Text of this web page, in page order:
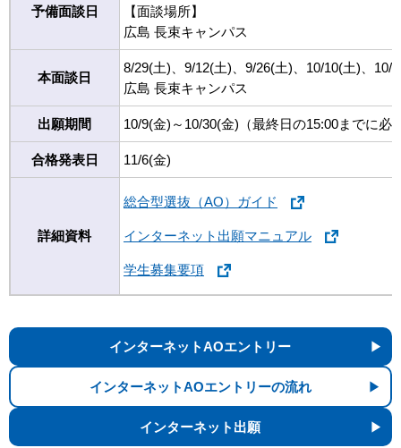
予備面談日
【面談場所】
広島 長束キャンパス
本面談日
8/29(土)、9/12(土)、9/26(土)、10/10(土)、
広島 長束キャンパス
出願期間 10/9(金)～10/30(金)（最終日の15:00までに必
合格発表日 11/6(金)
詳細資料
総合型選抜（AO）ガイド
インターネット出願マニュアル
学生募集要項
インターネットAOエントリー
インターネットAOエントリーの流れ
インターネット出願